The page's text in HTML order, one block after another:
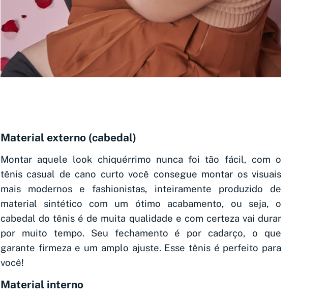
Material externo (cabedal)
Montar aquele look chiquérrimo nunca foi tão fácil, com o
tênis casual de cano curto você consegue montar os visuais
mais modernos e fashionistas, inteiramente produzido de
material sintético com um ótimo acabamento, ou seja, o
cabedal do tênis é de muita qualidade e com certeza vai durar
por muito tempo. Seu fechamento é por cadarço, o que
garante firmeza e um amplo ajuste. Esse tênis é perfeito para
você!
Material interno